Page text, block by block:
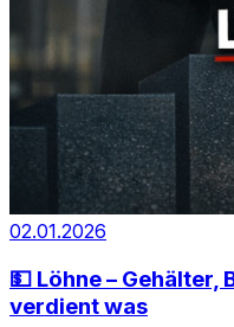
02.01.2026
💵 Löhne – Gehälter,
verdient was